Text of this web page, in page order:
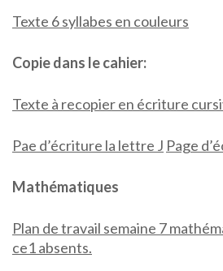
Texte 6 syllabes en couleurs
Copie dans le cahier:
Texte à recopier en écriture
Pae d’écriture la lettre J Page
Mathématiques
Plan de travail semaine 7
ce1 absents.